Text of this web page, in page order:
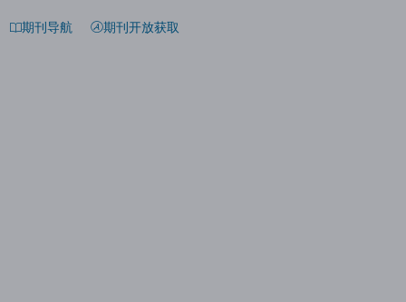
期刊导航 期刊开放获取